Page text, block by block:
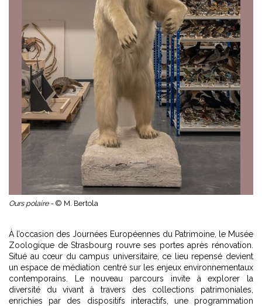
Ours polaire - © M. Bertola
À l’occasion des Journées Européennes du Patrimoine, le Musée
Zoologique de Strasbourg rouvre ses portes après rénovation.
Situé au cœur du campus universitaire, ce lieu repensé devient
un espace de médiation centré sur les enjeux environnementaux
contemporains. Le nouveau parcours invite à explorer la
diversité du vivant à travers des collections patrimoniales,
enrichies par des dispositifs interactifs, une programmation